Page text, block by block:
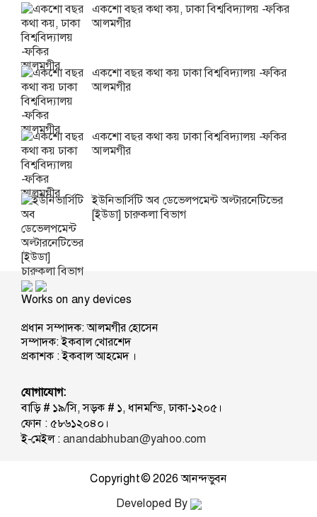
একশো বছর কথা কয়, ঢাকা বিশ্ববিদ্যালয় -ফকির
আলমগীর
একশো বছর কথা কয় ঢাকা বিশ্ববিদ্যালয় -ফকির
আলমগীর
একশো বছর কথা কয় ঢাকা বিশ্ববিদ্যালয় -ফকির
আলমগীর
ইউনিভার্সিটি অব ডেভেলপমেন্ট অল্টারনেটিভের
[ইউডা] চারুকলা বিভাগ
Works on any devices
প্রধান সম্পাদক: আলমগীর হোসেন
সম্পাদক: ইকবাল খোরশেদ
প্রকাশক : ইকবাল আহমেদ ।
যোগাযোগ:
বাড়ি # ১৯/সি, সড়ক # ১, ধানমন্ডি, ঢাকা-১২০৫।
ফোন : ৫৮৬১২০৪০।
ই-মেইল :anandabhuban@yahoo.com
Copyright © 2026আনন্দভুবন
Developed By